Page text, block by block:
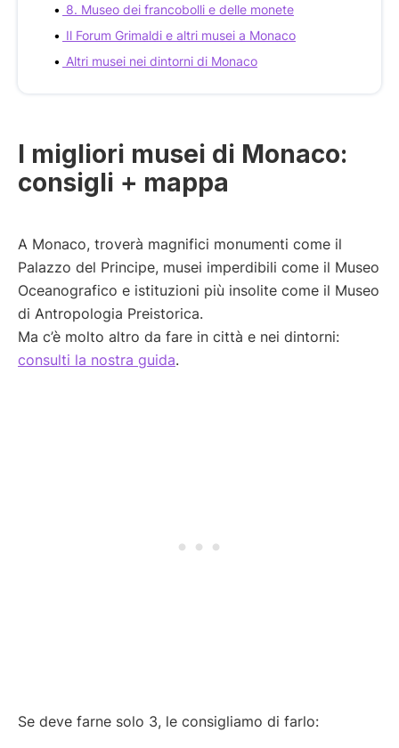
8. Museo dei francobolli e delle monete
Il Forum Grimaldi e altri musei a Monaco
Altri musei nei dintorni di Monaco
I migliori musei di Monaco:
consigli + mappa
A Monaco, troverà magnifici monumenti come il
Palazzo del Principe, musei imperdibili come il Museo
Oceanografico e istituzioni più insolite come il Museo
di Antropologia Preistorica.
Ma c’è molto altro da fare in città e nei dintorni:
consulti la nostra guida.
Se deve farne solo 3, le consigliamo di farlo: